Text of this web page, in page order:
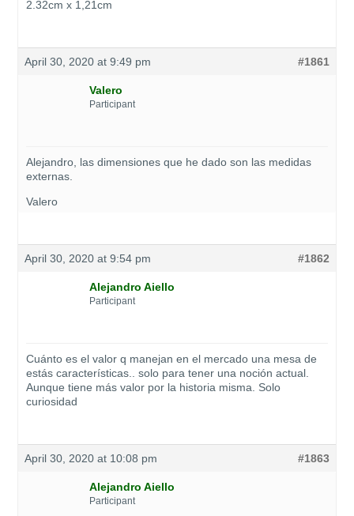
2.32cm x 1,21cm
April 30, 2020 at 9:49 pm #1861
Valero
Participant
Alejandro, las dimensiones que he dado son las medidas
externas.
Valero
April 30, 2020 at 9:54 pm #1862
Alejandro Aiello
Participant
Cuánto es el valor q manejan en el mercado una mesa de
estás características.. solo para tener una noción actual.
Aunque tiene más valor por la historia misma. Solo
curiosidad
April 30, 2020 at 10:08 pm #1863
Alejandro Aiello
Participant